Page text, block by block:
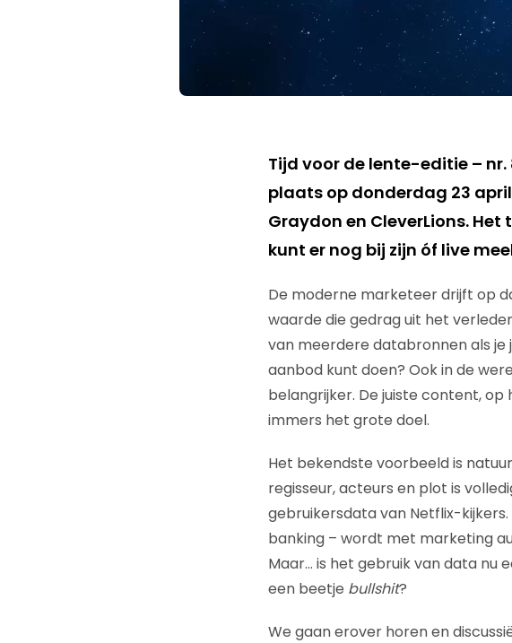
Tijd voor de lente-editie –
plaats op donderdag 23
Graydon en CleverLions.
kunt er nog bij zijn óf live
De moderne marketeer drijft op
waarde die gedrag uit het
van meerdere databronnen als
aanbod kunt doen? Ook in de
belangrijker. De juiste content,
immers het grote doel.
Het bekendste voorbeeld is
regisseur, acteurs en plot is
gebruikersdata van Netflix-
banking – wordt met marketing
Maar… is het gebruik van data nu
een beetje bullshit?
We gaan erover horen en